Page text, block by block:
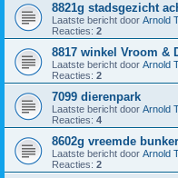
8821g stadsgezicht
Laatste bericht door Arnold
Reacties: 2
8817 winkel Vroom &
Laatste bericht door Arnold
Reacties: 2
7099 dierenpark
Laatste bericht door Arnold
Reacties: 4
8602g vreemde
Laatste bericht door Arnold
Reacties: 2